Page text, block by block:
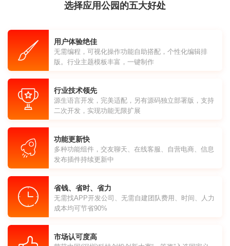
选择应用公园的五大好处
用户体验绝佳
无需编程，可视化操作功能自助搭配，个性化编辑排
版。行业主题模板丰富，一键制作
行业技术领先
源生语言开发，完美适配，另有源码独立部署版，支持
二次开发，实现功能无限扩展
功能更新快
多种功能组件，交友聊天、在线客服、自营电商、信息
发布插件持续更新中
省钱、省时、省力
无需找APP开发公司、无需自建团队费用、时间、人力
成本均可节省90%
市场认可度高